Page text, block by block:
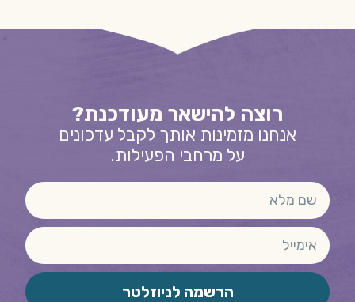
רוצה להישאר מעודכנת?
אנחנו מזמינות אותך לקבל עדכונים
על מרחבי הפעילות.
הרשמה לניוזלטר